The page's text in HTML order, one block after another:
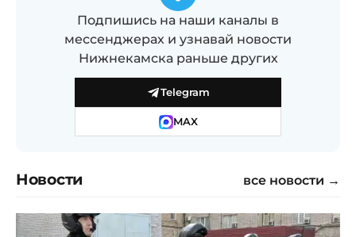
Подпишись на наши каналы в
мессенджерах и узнавай новости
Нижнекамска раньше других
Telegram
MAX
Новости все новости →